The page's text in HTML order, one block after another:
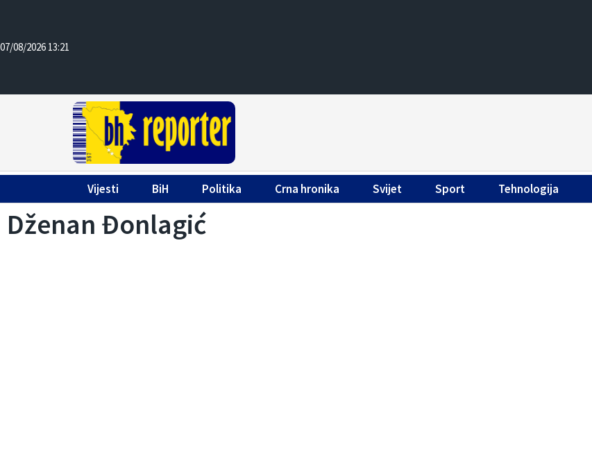
07/08/2026 13:21
Vijesti BiH Politika Crna hronika Svijet Sport Tehnologija
Dženan Đonlagić